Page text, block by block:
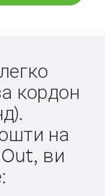
кордон
на
ви